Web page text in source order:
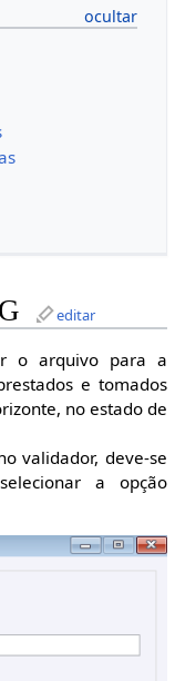
editar
o arquivo para a
e tomados
no estado de
validador, deve-se
a opção